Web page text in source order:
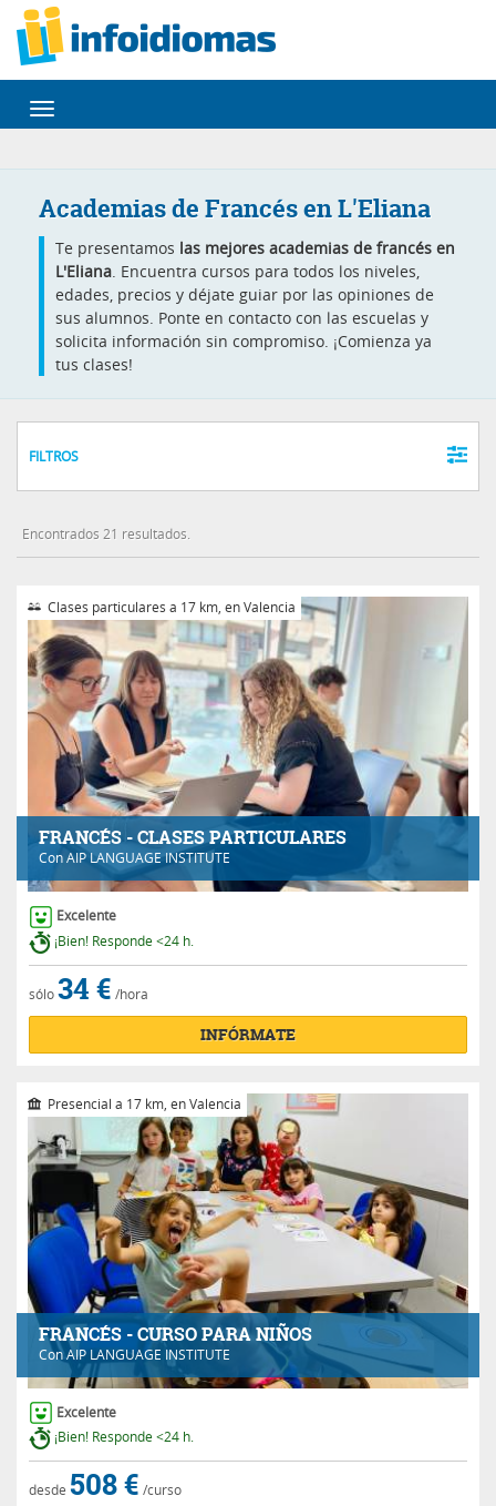
Desplegar
navegación
Academias de Francés en L'Eliana
Te presentamos las mejores academias de francés en
L'Eliana. Encuentra cursos para todos los niveles,
edades, precios y déjate guiar por las opiniones de
sus alumnos. Ponte en contacto con las escuelas y
solicita información sin compromiso. ¡Comienza ya
tus clases!
FILTROS
Encontrados 21 resultados.
FRANCÉS - CLASES PARTICULARES
ConAIP LANGUAGE INSTITUTE
Clases particulares a 17 km, en Valencia
Excelente
¡Bien! Responde <24 h.
sólo34 € /hora
INFÓRMATE
FRANCÉS - CURSO PARA NIÑOS
ConAIP LANGUAGE INSTITUTE
Presencial a 17 km, en Valencia
Excelente
¡Bien! Responde <24 h.
desde 508 € /curso